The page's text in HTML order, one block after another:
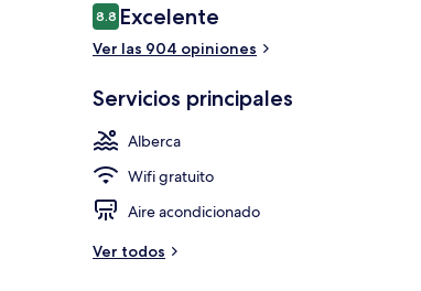
Opiniones
8.88.8 de 10,
Excelente
Ver las 904 opiniones
Servicios principales
Alberca
Wifi gratuito
Aire acondicionado
Ver todos